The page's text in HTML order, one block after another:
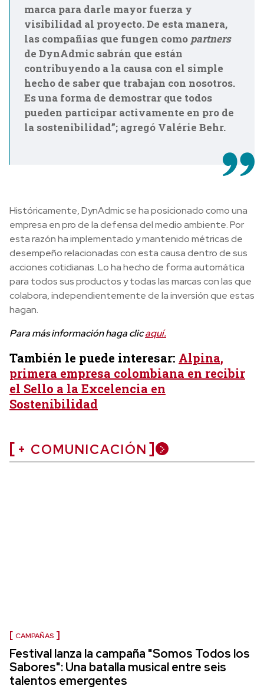
marca para darle mayor fuerza y
visibilidad al proyecto. De esta manera,
las compañías que fungen como partners
de DynAdmic sabrán que están
contribuyendo a la causa con el simple
hecho de saber que trabajan con nosotros.
Es una forma de demostrar que todos
pueden participar activamente en pro de
la sostenibilidad”; agregó Valérie Behr.
Históricamente, DynAdmic se ha posicionado como una
empresa en pro de la defensa del medio ambiente. Por
esta razón ha implementado y mantenido métricas de
desempeño relacionadas con esta causa dentro de sus
acciones cotidianas. Lo ha hecho de forma automática
para todos sus productos y todas las marcas con las que
colabora, independientemente de la inversión que estas
hagan.
Para más información haga clicaquí.
También le puede interesar: Alpina,
primera empresa colombiana en recibir
el Sello a la Excelencia en
Sostenibilidad
+ COMUNICACIÓN
CAMPAÑAS
Festival lanza la campaña "Somos Todos los
Sabores": Una batalla musical entre seis
talentos emergentes